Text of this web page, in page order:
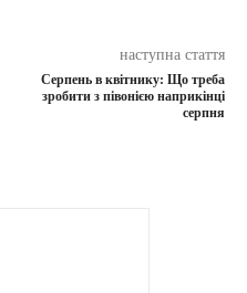
наступна стаття
Серпень в квітнику: Що треба
зробити з півонією наприкінці
серпня